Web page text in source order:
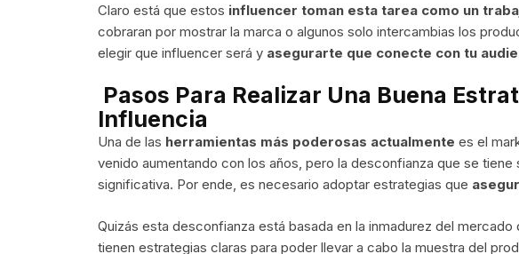
Claro está que estos influencer toman esta tarea como un
cobraran por mostrar la marca o algunos solo intercambias los
elegir que influencer será y asegurarte que conecte con tu
Pasos Para Realizar Una Buena
Influencia
Una de las herramientas más poderosas actualmente es el
venido aumentando con los años, pero la desconfianza que se
significativa. Por ende, es necesario adoptar estrategias que
Quizás esta desconfianza está basada en la inmadurez del
tienen estrategias claras para poder llevar a cabo la muestra del